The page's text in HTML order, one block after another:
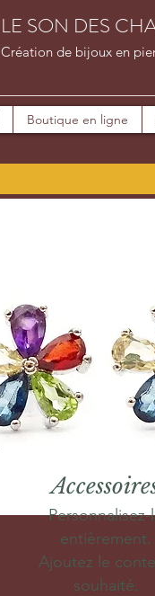
LE SON DES
Création de bijoux en
Boutique en ligne
Personnalisez-
entièrement.
Ajoutez le
souhaité.